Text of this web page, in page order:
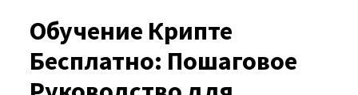
Обучение Крипте
Бесплатно: Пошаговое